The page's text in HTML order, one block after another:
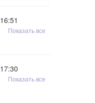
16:51
Показать все
17:30
Показать все